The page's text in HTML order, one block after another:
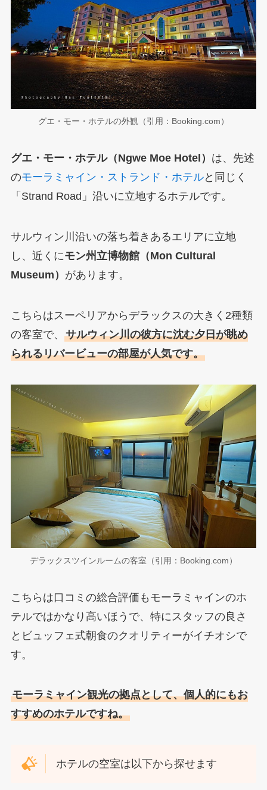
グエ・モー・ホテルの外観（引用：Booking.com）
グエ・モー・ホテル（Ngwe Moe Hotel） は、先述
のモーラミャイン・ストランド・ホテルと同じく
「Strand Road」沿いに立地するホテルです。
サルウィン川沿いの落ち着きあるエリアに立地
し、近くにモン州立博物館（Mon Cultural
Museum） があります。
こちらはスーペリアからデラックスの大きく2種類
の客室で、 サルウィン川の彼方に沈む夕日が眺め
られるリバービューの部屋が人気です。
デラックスツインルームの客室（引用：Booking.com）
こちらは口コミの総合評価もモーラミャインのホ
テルではかなり高いほうで、特にスタッフの良さ
とビュッフェ式朝食のクオリティーがイチオシで
す。
モーラミャイン観光の拠点として、個人的にもお
すすめのホテルですね。
ホテルの空室は以下から探せます